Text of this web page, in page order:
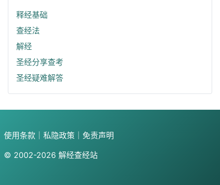
释经基础
查经法
解经
圣经分享查考
圣经疑难解答
使用条款 私隐政策
免责声明
© 2002-2026 解经查经站